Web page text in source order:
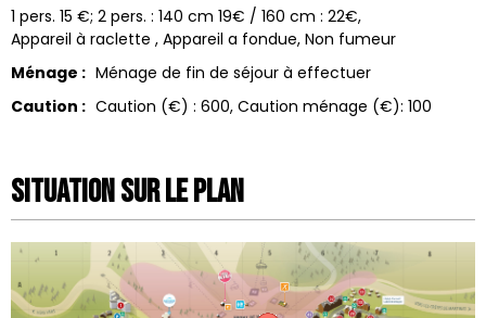
1 pers. 15 €; 2 pers. : 140 cm 19€ / 160 cm : 22€
Appareil à raclette
Appareil a fondue Non fumeur
Ménage : Ménage de fin de séjour à effectuer
Caution : Caution (€) : 600 Caution ménage (€): 100
Situation sur le Plan